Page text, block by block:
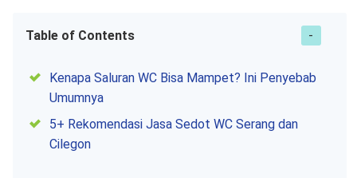
Table of Contents
Kenapa Saluran WC Bisa Mampet? Ini Penyebab
Umumnya
5+ Rekomendasi Jasa Sedot WC Serang dan
Cilegon